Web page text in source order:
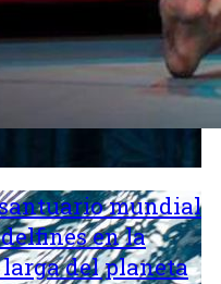
mundial
en la
del planeta